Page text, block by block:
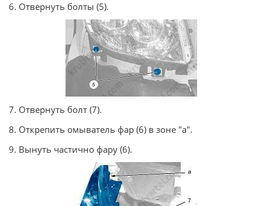
6. Отвернуть болты (5).
7. Отвернуть болт (7).
8. Открепить омыватель фар (6) в зоне "a".
9. Вынуть частично фару (6).